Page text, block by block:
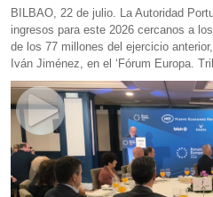
BILBAO, 22 de julio. La Autoridad
ingresos para este 2026 cercanos a
de los 77 millones del ejercicio
Iván Jiménez, en el ‘Fórum Europa.